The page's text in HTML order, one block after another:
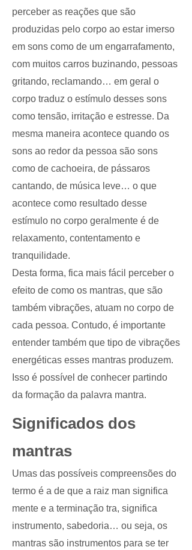
perceber as reações que são
produzidas pelo corpo ao estar imerso
em sons como de um engarrafamento,
com muitos carros buzinando, pessoas
gritando, reclamando… em geral o
corpo traduz o estímulo desses sons
como tensão, irritação e estresse. Da
mesma maneira acontece quando os
sons ao redor da pessoa são sons
como de cachoeira, de pássaros
cantando, de música leve… o que
acontece como resultado desse
estímulo no corpo geralmente é de
relaxamento, contentamento e
tranquilidade.
Desta forma, fica mais fácil perceber o
efeito de como os mantras, que são
também vibrações, atuam no corpo de
cada pessoa. Contudo, é importante
entender também que tipo de vibrações
energéticas esses mantras produzem.
Isso é possível de conhecer partindo
da formação da palavra mantra.
Significados dos
mantras
Umas das possíveis compreensões do
termo é a de que a raiz man significa
mente e a terminação tra, significa
instrumento, sabedoria… ou seja, os
mantras são instrumentos para se ter